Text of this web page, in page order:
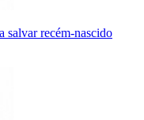
salvar recém-nascido